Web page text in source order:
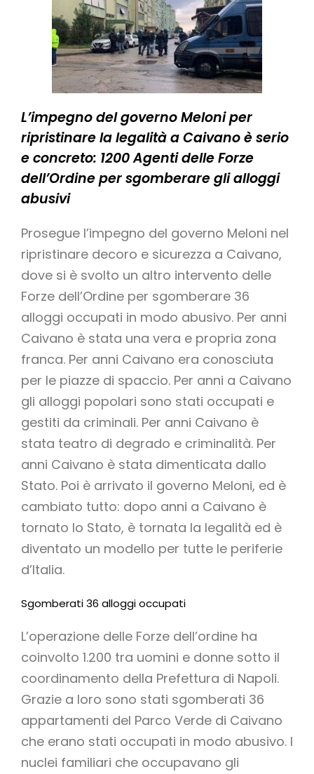
L’impegno del governo Meloni per
ripristinare la legalità a Caivano è serio
e concreto: 1200 Agenti delle Forze
dell’Ordine per sgomberare gli alloggi
abusivi
Prosegue l’impegno del governo Meloni nel
ripristinare decoro e sicurezza a Caivano,
dove si è svolto un altro intervento delle
Forze dell’Ordine per sgomberare 36
alloggi occupati in modo abusivo. Per anni
Caivano è stata una vera e propria zona
franca. Per anni Caivano era conosciuta
per le piazze di spaccio. Per anni a Caivano
gli alloggi popolari sono stati occupati e
gestiti da criminali. Per anni Caivano è
stata teatro di degrado e criminalità. Per
anni Caivano è stata dimenticata dallo
Stato. Poi è arrivato il governo Meloni, ed è
cambiato tutto: dopo anni a Caivano è
tornato lo Stato, è tornata la legalità ed è
diventato un modello per tutte le periferie
d’Italia.
Sgomberati 36 alloggi occupati
L’operazione delle Forze dell’ordine ha
coinvolto 1.200 tra uomini e donne sotto il
coordinamento della Prefettura di Napoli.
Grazie a loro sono stati sgomberati 36
appartamenti del Parco Verde di Caivano
che erano stati occupati in modo abusivo. I
nuclei familiari che occupavano gli